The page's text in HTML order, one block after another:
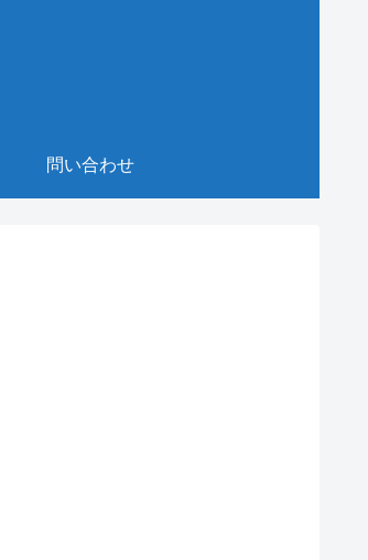
問い合わせ